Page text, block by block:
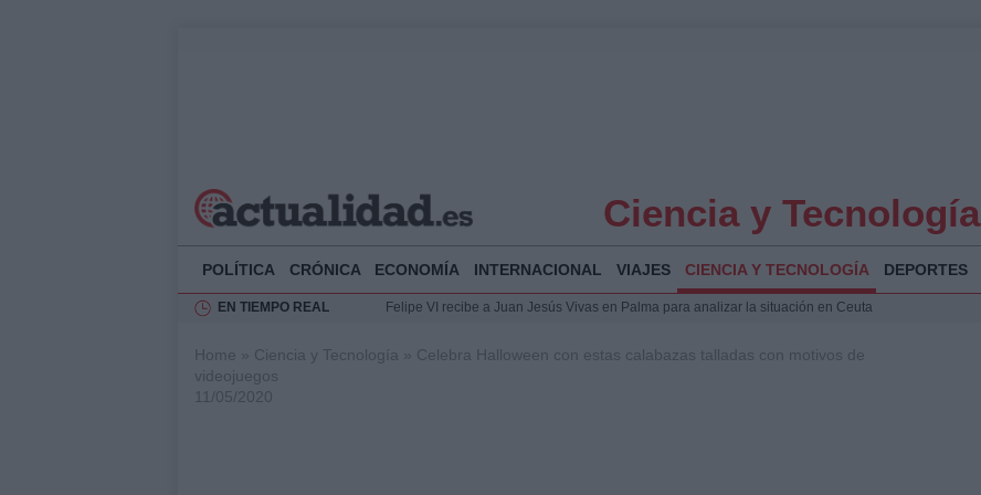
Ciencia y Tecnología
POLÍTICA CRÓNICA ECONOMÍA INTERNACIONAL VIAJES CIENCIA Y TECNOLOGÍA DEPORTES
EN TIEMPO REAL
Felipe VI recibe a Juan Jesús Vivas en Palma para analizar la situación en Ceuta
Impacto económico y humanitario en Ceuta tras la llegada masiva de migrantes
Home » Ciencia y Tecnología » Celebra Halloween con estas calabazas talladas con motivos de
videojuegos
11/05/2020